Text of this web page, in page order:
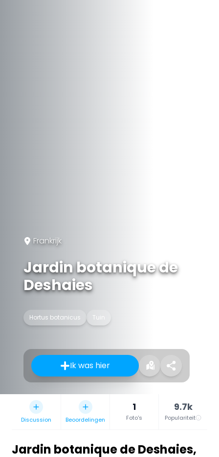
Frankrijk
Jardin botanique de
Deshaies
Hortus botanicus Tuin
Ik was hier
Discussion Beoordelingen
1
Foto's
9.7k
Populariteit
Jardin botanique de Deshaies,